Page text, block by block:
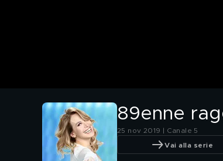
89enne
25 nov 2019 | Canale 5
Vai alla serie